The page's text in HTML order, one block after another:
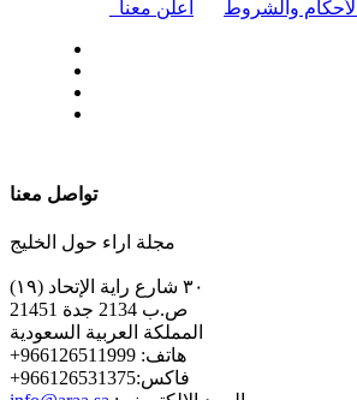
أعلن معنا الأحكام والشروط
تواصل معنا
مجلة اراء حول الخليج
٣٠ شارع راية الإتحاد (١٩)
ص.ب 2134 جدة 21451
المملكة العربية السعودية
+هاتف: 966126511999
+فاكس:966126531375